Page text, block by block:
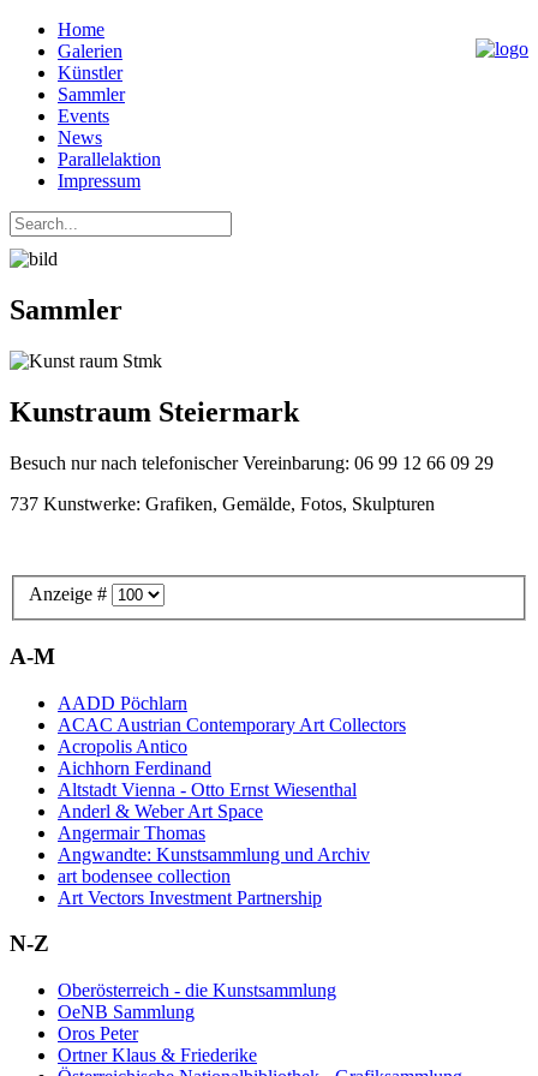
Home
Galerien
Künstler
Sammler
Events
News
Parallelaktion
Impressum
Sammler
Kunstraum Steiermark
Besuch nur nach telefonischer Vereinbarung: 06 99 12 66 09 29
737 Kunstwerke: Grafiken, Gemälde, Fotos, Skulpturen
Anzeige #
A-M
AADD Pöchlarn
ACAC Austrian Contemporary Art Collectors
Acropolis Antico
Aichhorn Ferdinand
Altstadt Vienna - Otto Ernst Wiesenthal
Anderl & Weber Art Space
Angermair Thomas
Angwandte: Kunstsammlung und Archiv
art bodensee collection
Art Vectors Investment Partnership
N-Z
Oberösterreich - die Kunstsammlung
OeNB Sammlung
Oros Peter
Ortner Klaus & Friederike